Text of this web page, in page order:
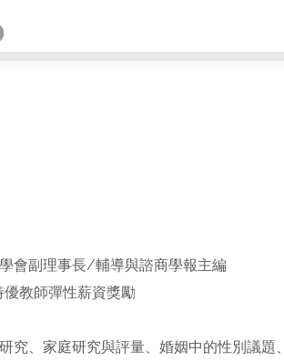
會副理事長/輔導與諮商學報主編
教師彈性薪資獎勵
究、家庭研究與評量、婚姻中的性別議題